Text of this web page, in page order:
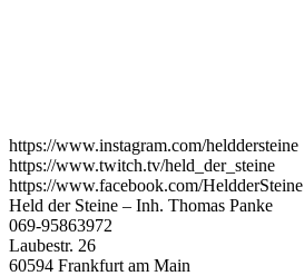
https://www.instagram.com/helddersteine
https://www.twitch.tv/held_der_steine
https://www.facebook.com/HeldderSteine
Held der Steine – Inh. Thomas Panke
069-95863972
Laubestr. 26
60594 Frankfurt am Main